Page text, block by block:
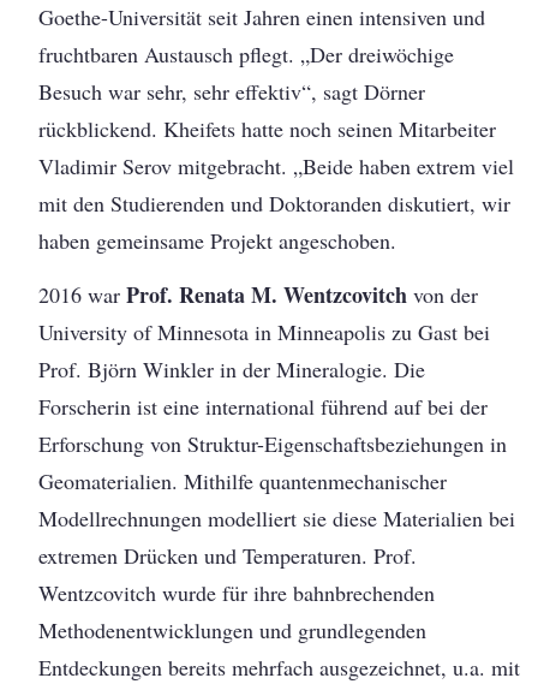
Goethe-Universität seit Jahren einen intensiven und
fruchtbaren Austausch pflegt. „Der dreiwöchige
Besuch war sehr, sehr effektiv“, sagt Dörner
rückblickend. Kheifets hatte noch seinen Mitarbeiter
Vladimir Serov mitgebracht. „Beide haben extrem viel
mit den Studierenden und Doktoranden diskutiert, wir
haben gemeinsame Projekt angeschoben.
2016 warProf. Renata M. Wentzcovitch von der
University of Minnesota in Minneapolis zu Gast bei
Prof. Björn Winkler in der Mineralogie. Die
Forscherin ist eine international führend auf bei der
Erforschung von Struktur-Eigenschaftsbeziehungen in
Geomaterialien. Mithilfe quantenmechanischer
Modellrechnungen modelliert sie diese Materialien bei
extremen Drücken und Temperaturen. Prof.
Wentzcovitch wurde für ihre bahnbrechenden
Methodenentwicklungen und grundlegenden
Entdeckungen bereits mehrfach ausgezeichnet, u.a. mit